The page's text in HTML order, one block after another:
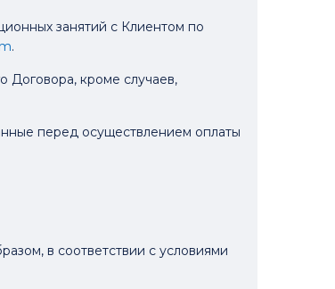
занятий с Клиентом по
.
Договора, кроме случаев,
перед осуществлением оплаты
в соответствии с условиями